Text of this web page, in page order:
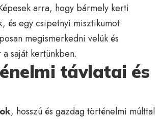
arra, hogy bármely kerti
és egy csipetnyi misztikumot
megismerkedni velük és
saját kertünkben.
távlatai és
, hosszú és gazdag történelmi múlttal